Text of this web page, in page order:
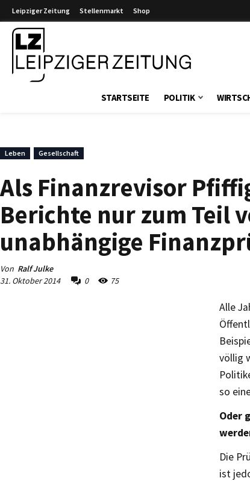
Leipziger Zeitung Stellenmarkt Shop
STARTSEITE POLITIK
Leben Gesellschaft
Als Finanzrevisor
Berichte nur zum Teil
unabhängige
Von Ralf Julke
31. Oktober 2014
0 75
Alle
völlig
so
Oder
Die
ist